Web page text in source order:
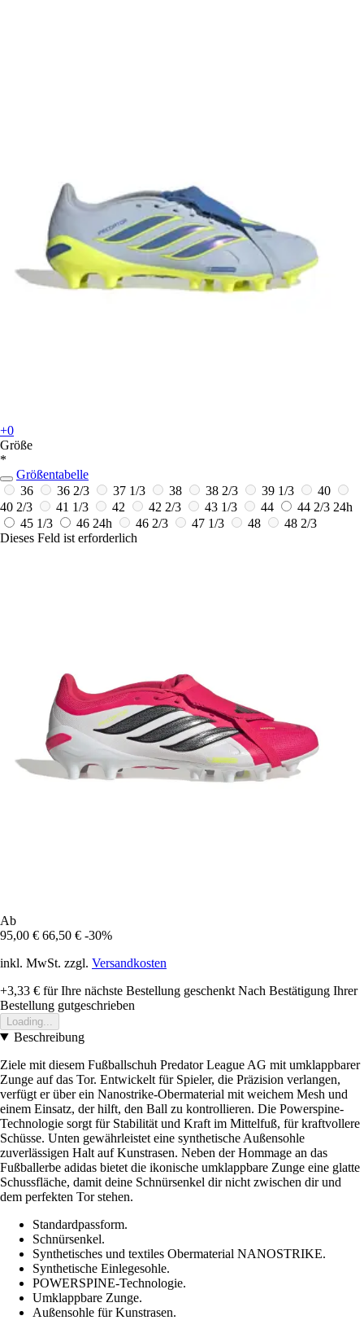
+0
Größe
*
Größentabelle
36
36 2/3 37 1/3 38 38 2/3 39 1/3
40
40 2/3
41 1/3 42 42 2/3 43 1/3 44 44 2/3 24h
45 1/3
46 24h 46 2/3 47 1/3 48
48 2/3
Dieses Feld ist erforderlich
Ab
95,00 € 66,50 € -30%
inkl. MwSt. zzgl. Versandkosten
+3,33 € für Ihre nächste Bestellung geschenkt Nach Bestätigung Ihrer
Bestellung gutgeschrieben
Loading...
Beschreibung
Ziele mit diesem Fußballschuh Predator League AG mit umklappbarer
Zunge auf das Tor. Entwickelt für Spieler, die Präzision verlangen,
verfügt er über ein Nanostrike-Obermaterial mit weichem Mesh und
einem Einsatz, der hilft, den Ball zu kontrollieren. Die Powerspine-
Technologie sorgt für Stabilität und Kraft im Mittelfuß, für kraftvollere
Schüsse. Unten gewährleistet eine synthetische Außensohle
zuverlässigen Halt auf Kunstrasen. Neben der Hommage an das
Fußballerbe adidas bietet die ikonische umklappbare Zunge eine glatte
Schussfläche, damit deine Schnürsenkel dir nicht zwischen dir und
dem perfekten Tor stehen.
Standardpassform.
Schnürsenkel.
Synthetisches und textiles Obermaterial NANOSTRIKE.
Synthetische Einlegesohle.
POWERSPINE-Technologie.
Umklappbare Zunge.
Außensohle für Kunstrasen.